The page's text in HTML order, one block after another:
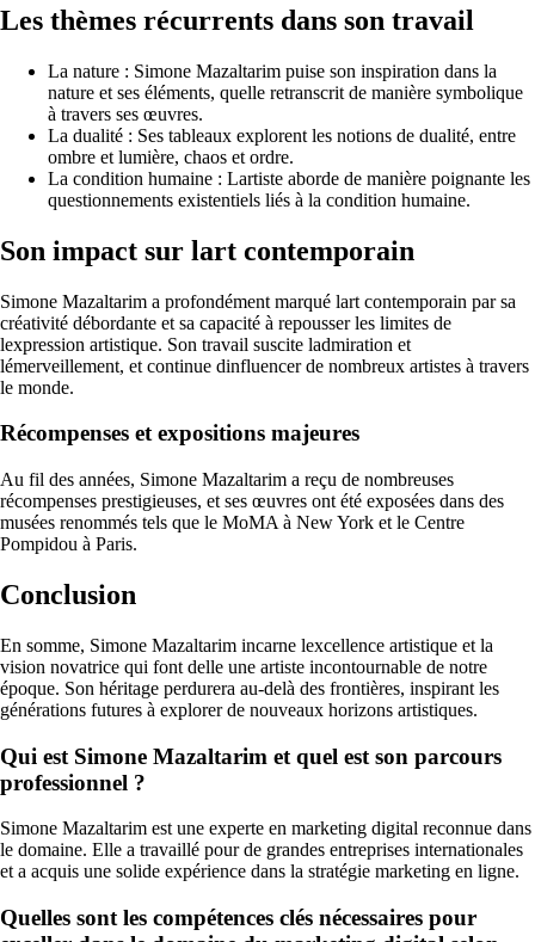
Les thèmes récurrents dans son travail
La nature : Simone Mazaltarim puise son inspiration dans la
nature et ses éléments, quelle retranscrit de manière symbolique
à travers ses œuvres.
La dualité : Ses tableaux explorent les notions de dualité, entre
ombre et lumière, chaos et ordre.
La condition humaine : Lartiste aborde de manière poignante les
questionnements existentiels liés à la condition humaine.
Son impact sur lart contemporain
Simone Mazaltarim a profondément marqué lart contemporain par sa
créativité débordante et sa capacité à repousser les limites de
lexpression artistique. Son travail suscite ladmiration et
lémerveillement, et continue dinfluencer de nombreux artistes à travers
le monde.
Récompenses et expositions majeures
Au fil des années, Simone Mazaltarim a reçu de nombreuses
récompenses prestigieuses, et ses œuvres ont été exposées dans des
musées renommés tels que le MoMA à New York et le Centre
Pompidou à Paris.
Conclusion
En somme, Simone Mazaltarim incarne lexcellence artistique et la
vision novatrice qui font delle une artiste incontournable de notre
époque. Son héritage perdurera au-delà des frontières, inspirant les
générations futures à explorer de nouveaux horizons artistiques.
Qui est Simone Mazaltarim et quel est son parcours
professionnel ?
Simone Mazaltarim est une experte en marketing digital reconnue dans
le domaine. Elle a travaillé pour de grandes entreprises internationales
et a acquis une solide expérience dans la stratégie marketing en ligne.
Quelles sont les compétences clés nécessaires pour